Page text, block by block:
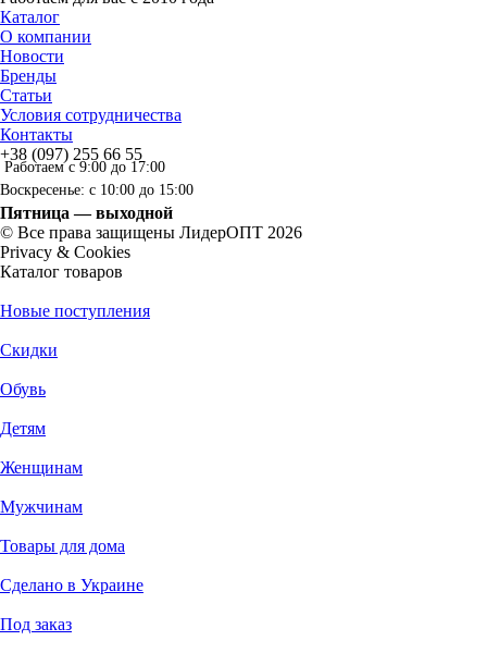
Каталог
О компании
Новости
Бренды
Статьи
Условия сотрудничества
Контакты
+38 (097) 255 66 55
Работаем с 9:00 до 17:00
Воскресенье: с 10:00 до 15:00
Пятница — выходной
© Все права защищены ЛидерОПТ 2026
Privacy & Cookies
Каталог товаров
Новые поступления
Скидки
Обувь
Детям
Женщинам
Мужчинам
Товары для дома
Сделано в Украине
Под заказ